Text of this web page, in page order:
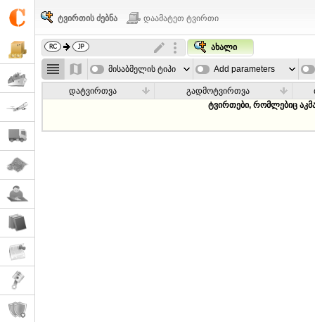
ტვირთის ძებნა დაამატეთ ტვირთი
ახალი
მისაბმელის ტიპი Add parameters
დატვირთვა გადმოტვირთვა
ტვირთები, რომლებიც